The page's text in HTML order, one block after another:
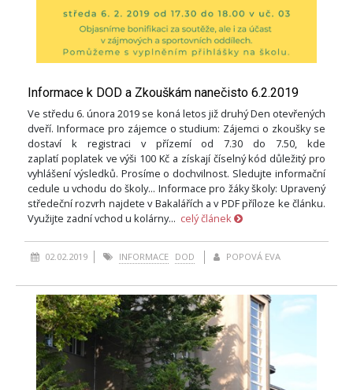
Informace k DOD a Zkouškám nanečisto 6.2.2019
Ve středu 6. února 2019 se koná letos již druhý Den otevřených
dveří. Informace pro zájemce o studium: Zájemci o zkoušky se
dostaví k registraci v přízemí od 7.30 do 7.50, kde
zaplatí poplatek ve výši 100 Kč a získají číselný kód důležitý pro
vyhlášení výsledků. Prosíme o dochvilnost. Sledujte informační
cedule u vchodu do školy... Informace pro žáky školy: Upravený
středeční rozvrh najdete v Bakalářích a v PDF příloze ke článku.
Využijte zadní vchod u kolárny... celý článek
02.02.2019 INFORMACE DOD POPOVÁ EVA